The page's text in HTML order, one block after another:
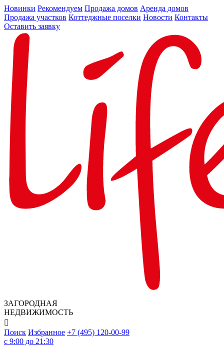
Новинки Рекомендуем Продажа домов Аренда домов
Продажа участков Коттеджные поселки Новости Контакты
Оставить заявку
ЗАГОРОДНАЯ
НЕДВИЖИМОСТЬ

Поиск Избранное +7 (495) 120-00-99
c 9:00 до 21:30